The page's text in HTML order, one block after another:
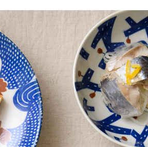
ご希望のタイミングで
自動お届け！
都度のご注文の手間なく
毎月・隔月・3ヶ月毎のお好みの
イミングでお届けいたします